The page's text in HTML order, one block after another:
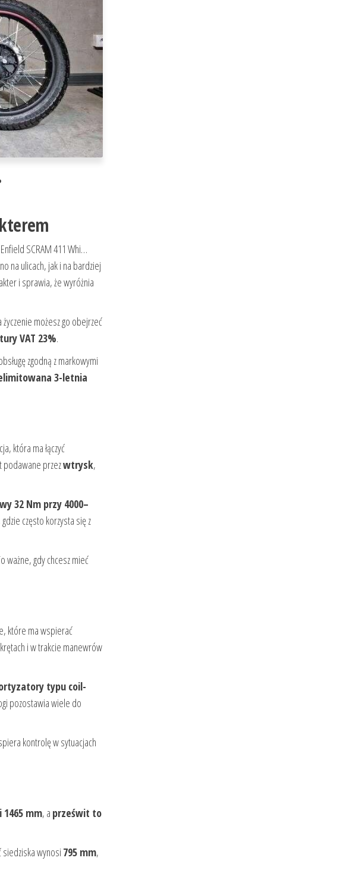
SCRAM 411 Whi…
na ulicach, jak i na bardziej
i sprawia, że wyróżnia
możesz go obejrzeć
VAT 23%.
zgodną z markowymi
3-letnia
która ma łączyć
podawane przezwtrysk,
32 Nm przy 4000–
często korzysta się z
ważne, gdy chcesz mieć
które ma wspierać
i w trakcie manewrów
typu coil-
pozostawia wiele do
kontrolę w sytuacjach
mm, a prześwit to
siedziska wynosi 795 mm,